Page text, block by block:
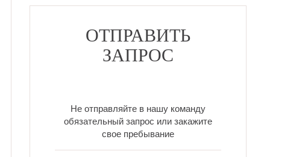
ОТПРАВИТЬ
ЗАПРОС
Не отправляйте в нашу команду
обязательный запрос или закажите
свое пребывание